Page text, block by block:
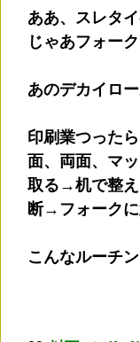
ああ、スレタ
じゃあフォー
あのデカイロ
印刷業つった
面、両面、マ
取る→机で整
断→フォーク
こんなルーチ